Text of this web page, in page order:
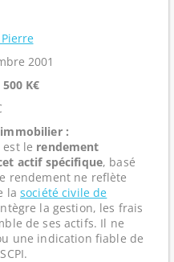
2001
500 K€
:
le rendement
actif spécifique, basé
rendement ne reflète
la société civile de
la gestion, les frais
de ses actifs. Il ne
une indication fiable de